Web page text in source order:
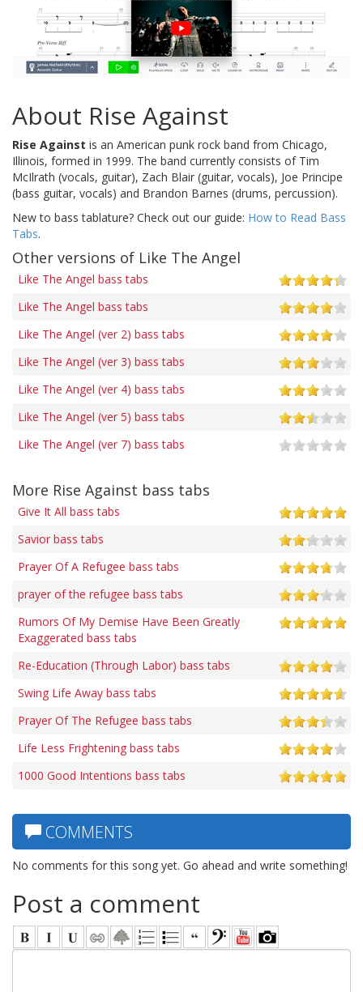
About Rise Against
Rise Against is an American punk rock band from Chicago,
Illinois, formed in 1999. The band currently consists of Tim
McIlrath (vocals, guitar), Zach Blair (guitar, vocals), Joe Principe
(bass guitar, vocals) and Brandon Barnes (drums, percussion).
New to bass tablature? Check out our guide: How to Read Bass
Tabs.
Other versions of Like The Angel
Like The Angel bass tabs
Like The Angel bass tabs
Like The Angel (ver 2) bass tabs
Like The Angel (ver 3) bass tabs
Like The Angel (ver 4) bass tabs
Like The Angel (ver 5) bass tabs
Like The Angel (ver 7) bass tabs
More Rise Against bass tabs
Give It All bass tabs
Savior bass tabs
Prayer Of A Refugee bass tabs
prayer of the refugee bass tabs
Rumors Of My Demise Have Been Greatly
Exaggerated bass tabs
Re-Education (Through Labor) bass tabs
Swing Life Away bass tabs
Prayer Of The Refugee bass tabs
Life Less Frightening bass tabs
1000 Good Intentions bass tabs
COMMENTS
No comments for this song yet. Go ahead and write something!
Post a comment